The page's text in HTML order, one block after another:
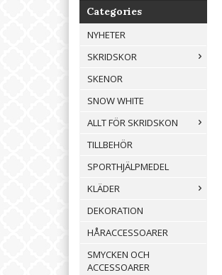
Categories
NYHETER
SKRIDSKOR
SKENOR
SNOW WHITE
ALLT FÖR SKRIDSKON
TILLBEHÖR
SPORTHJÄLPMEDEL
KLÄDER
DEKORATION
HÅRACCESSOARER
SMYCKEN OCH
ACCESSOARER